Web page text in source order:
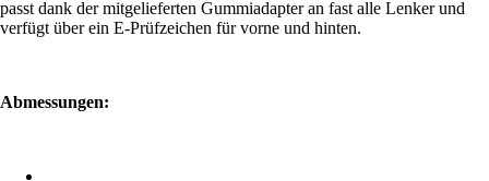
passt dank der mitgelieferten Gummiadapter an fast alle Lenker und
verfügt über ein E-Prüfzeichen für vorne und hinten.
Abmessungen: